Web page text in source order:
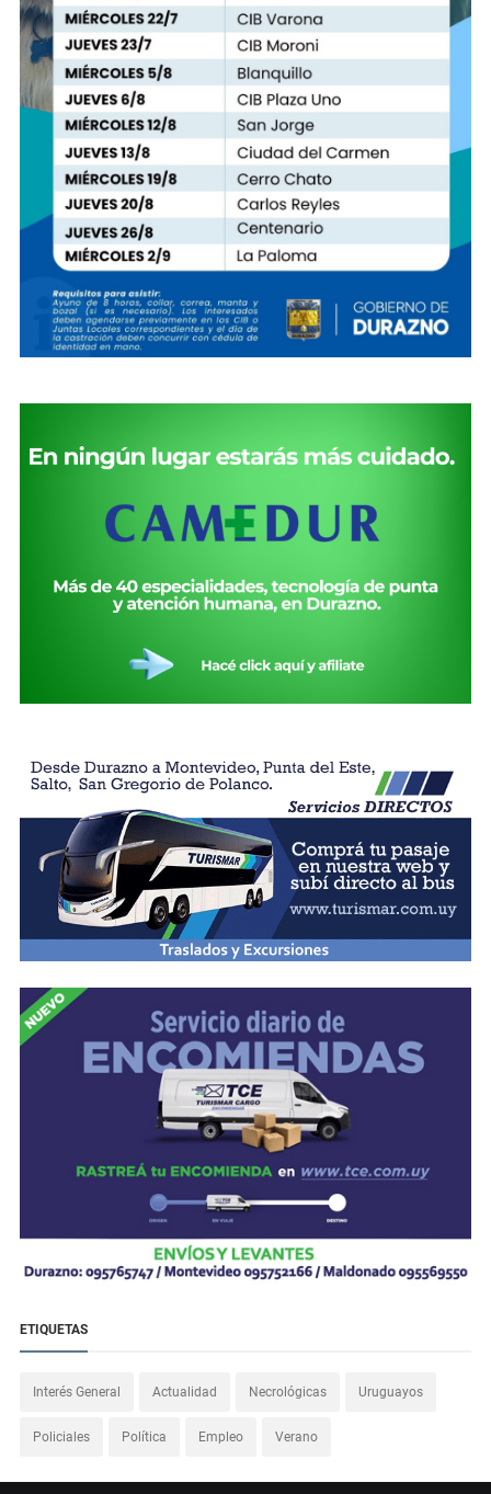
ETIQUETAS
Interés General Actualidad Necrológicas Uruguayos
Policiales Política Empleo Verano